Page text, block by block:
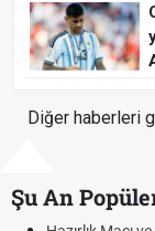
Diğer haberleri
Şu An